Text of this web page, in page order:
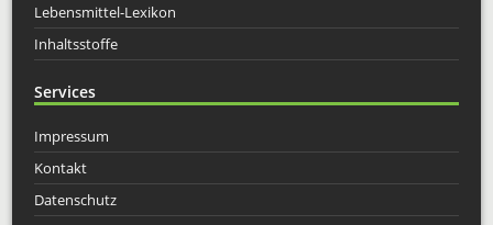
Lebensmittel-Lexikon
Inhaltsstoffe
Services
Impressum
Kontakt
Datenschutz